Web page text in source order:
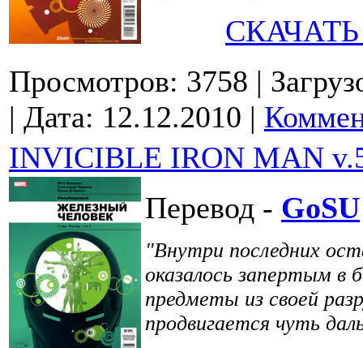
Просмотров: 3758 |
| Дата: 12.12.2010 |
INVICIBLE IRON MAN
Перевод - GoSU
"Внутри последних
оказалось запертым в
предметы из своей
продвигается чуть